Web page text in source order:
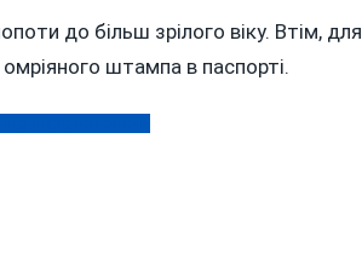
до більш зрілого віку. Втім, для
штампа в паспорті.